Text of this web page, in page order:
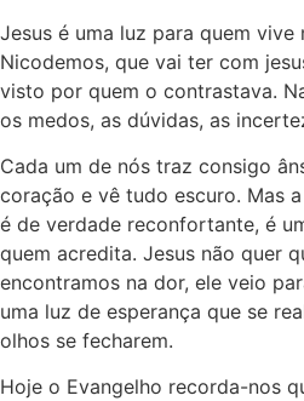
Jesus é uma luz para quem vive
Nicodemos, que vai ter com
visto por quem o contrastava.
os medos, as dúvidas, as
Cada um de nós traz consigo
coração e vê tudo escuro. Mas
é de verdade reconfortante, é
quem acredita. Jesus não quer
encontramos na dor, ele veio
uma luz de esperança que se
olhos se fecharem.
Hoje o Evangelho recorda-nos